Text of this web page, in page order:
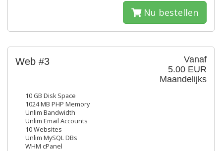
Nu bestellen
Vanaf
5.00 EUR
Maandelijks
Web #3
10 GB Disk Space
1024 MB PHP Memory
Unlim Bandwidth
Unlim Email Accounts
10 Websites
Unlim MySQL DBs
WHM cPanel